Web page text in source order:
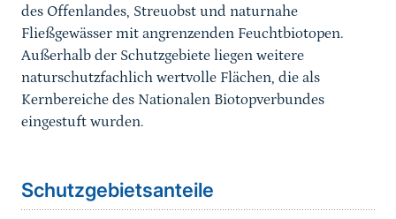
des Offenlandes, Streuobst und naturnahe
Fließgewässer mit angrenzenden Feuchtbiotopen.
Außerhalb der Schutzgebiete liegen weitere
naturschutzfachlich wertvolle Flächen, die als
Kernbereiche des Nationalen Biotopverbundes
eingestuft wurden.
Schutzgebietsanteile